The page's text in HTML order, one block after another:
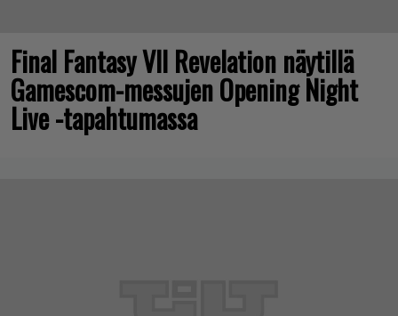
Final Fantasy VII Revelation näytillä
Gamescom-messujen Opening Night
Live -tapahtumassa